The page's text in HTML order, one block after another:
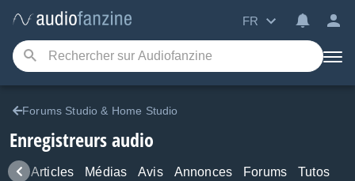
FR
Forums Studio & Home Studio
Enregistreurs audio
Articles Médias Avis Annonces Forums Tutos